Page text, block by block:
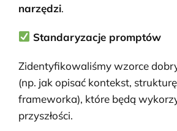
narzędzi.
Standaryzacje promptów
Zidentyfikowaliśmy wzorce
(np. jak opisać kontekst,
frameworka), które będą
przyszłości.